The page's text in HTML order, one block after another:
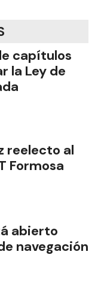
capítulos
la Ley de
reelecto al
Formosa
abierto
navegación